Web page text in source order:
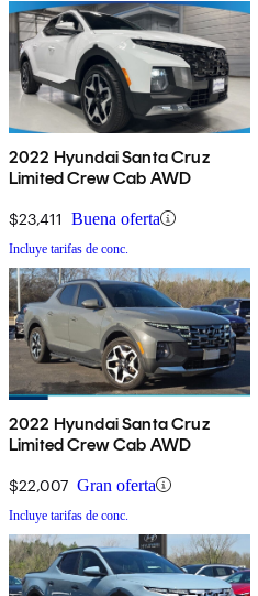
2022 Hyundai Santa Cruz
Limited Crew Cab AWD
$23,411 Buena oferta
Incluye tarifas de conc.
2022 Hyundai Santa Cruz
Limited Crew Cab AWD
$22,007 Gran oferta
Incluye tarifas de conc.